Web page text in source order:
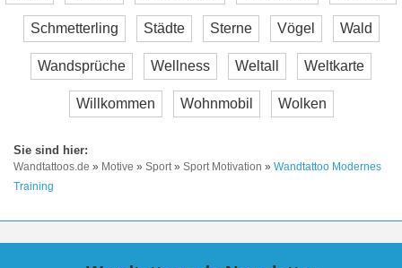
Schmetterling Städte Sterne Vögel Wald
Wandsprüche Wellness Weltall Weltkarte
Willkommen Wohnmobil Wolken
Wandtattoos.de » Motive » Sport » Sport Motivation » Wandtattoo Modernes
Training